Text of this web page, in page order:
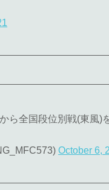
ら全国段位別戦(東風)
October 6,